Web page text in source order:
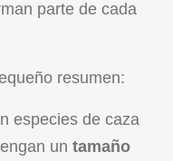
parte de cada
resumen:
especies de caza
un tamaño